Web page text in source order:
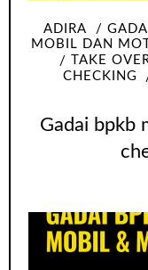
ADIRA
MOBIL DAN
TAKE
CHECKING
Gadai bpkb